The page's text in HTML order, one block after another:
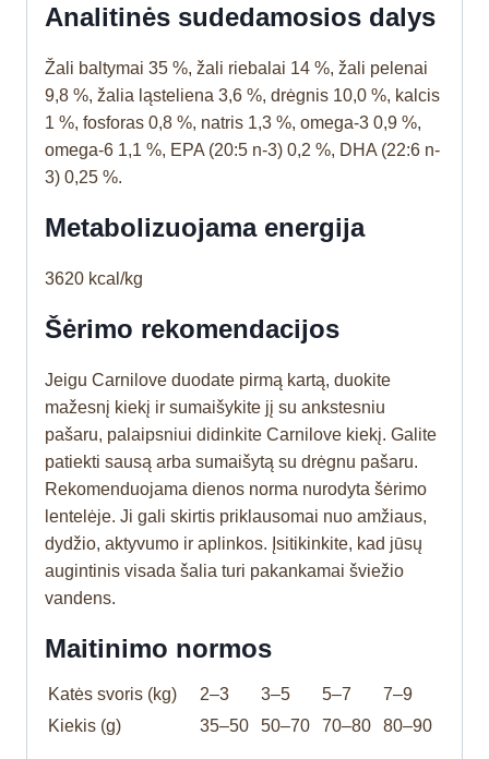
Analitinės sudedamosios dalys
Žali baltymai 35 %, žali riebalai 14 %, žali pelenai
9,8 %, žalia ląsteliena 3,6 %, drėgnis 10,0 %, kalcis
1 %, fosforas 0,8 %, natris 1,3 %, omega-3 0,9 %,
omega-6 1,1 %, EPA (20:5 n-3) 0,2 %, DHA (22:6 n-
3) 0,25 %.
Metabolizuojama energija
3620 kcal/kg
Šėrimo rekomendacijos
Jeigu Carnilove duodate pirmą kartą, duokite
mažesnį kiekį ir sumaišykite jį su ankstesniu
pašaru, palaipsniui didinkite Carnilove kiekį. Galite
patiekti sausą arba sumaišytą su drėgnu pašaru.
Rekomenduojama dienos norma nurodyta šėrimo
lentelėje. Ji gali skirtis priklausomai nuo amžiaus,
dydžio, aktyvumo ir aplinkos. Įsitikinkite, kad jūsų
augintinis visada šalia turi pakankamai šviežio
vandens.
Maitinimo normos
Katės svoris (kg) 2–3 3–5 5–7
7–9
Kiekis (g)
35–50 50–70 70–80 80–90